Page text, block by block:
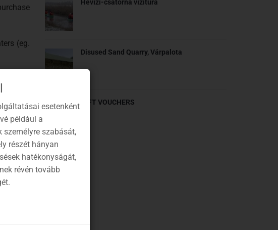
(eg.
Kőlik
mobile
if
the way
Hévízi-csatorna vízitúra
Disused Sand Quarry, Várpalota
GIFT VOUCHERS
esetenként
például a
személyre szabását,
részét hányan
hatékonyságát,
révén tovább